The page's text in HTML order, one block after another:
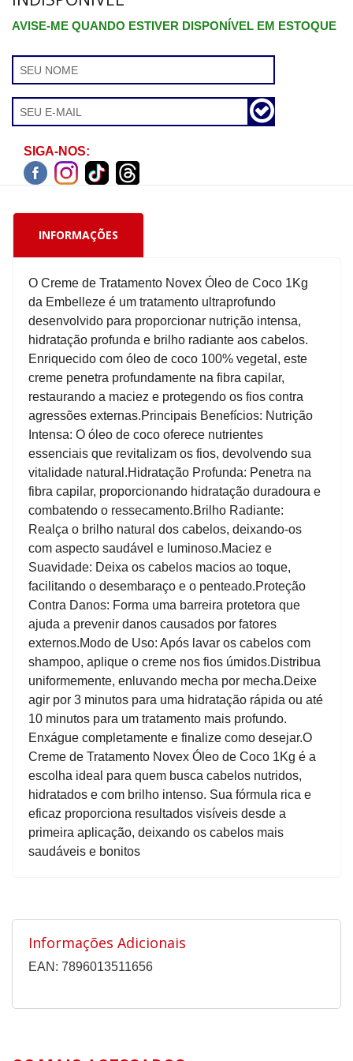
AVISE-ME QUANDO ESTIVER DISPONÍVEL EM ESTOQUE
SIGA-NOS:
INFORMAÇÕES
O Creme de Tratamento Novex Óleo de Coco 1Kg
da Embelleze é um tratamento ultraprofundo
desenvolvido para proporcionar nutrição intensa,
hidratação profunda e brilho radiante aos cabelos.
Enriquecido com óleo de coco 100% vegetal, este
creme penetra profundamente na fibra capilar,
restaurando a maciez e protegendo os fios contra
agressões externas.​ Principais Benefícios: Nutrição
Intensa: O óleo de coco oferece nutrientes
essenciais que revitalizam os fios, devolvendo sua
vitalidade natural.​ Hidratação Profunda: Penetra na
fibra capilar, proporcionando hidratação duradoura e
combatendo o ressecamento.​ Brilho Radiante:
Realça o brilho natural dos cabelos, deixando-os
com aspecto saudável e luminoso.​ Maciez e
Suavidade: Deixa os cabelos macios ao toque,
facilitando o desembaraço e o penteado.​ Proteção
Contra Danos: Forma uma barreira protetora que
ajuda a prevenir danos causados por fatores
externos.​ Modo de Uso: Após lavar os cabelos com
shampoo, aplique o creme nos fios úmidos.​ Distribua
uniformemente, enluvando mecha por mecha.​ Deixe
agir por 3 minutos para uma hidratação rápida ou até
10 minutos para um tratamento mais profundo.​
Enxágue completamente e finalize como desejar.​ O
Creme de Tratamento Novex Óleo de Coco 1Kg é a
escolha ideal para quem busca cabelos nutridos,
hidratados e com brilho intenso. Sua fórmula rica e
eficaz proporciona resultados visíveis desde a
primeira aplicação, deixando os cabelos mais
saudáveis e bonitos
Informações Adicionais
EAN: 7896013511656